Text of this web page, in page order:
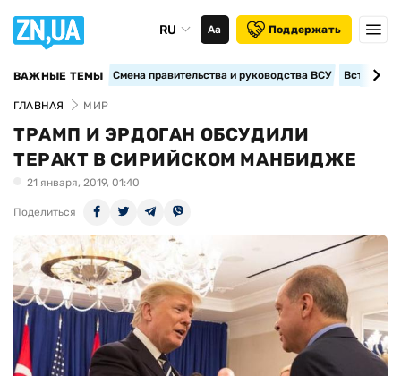
RU Аа Поддержать
ВАЖНЫЕ ТЕМЫ Смена правительства и руководства ВСУ
ГЛАВНАЯ МИР
ТРАМП И ЭРДОГАН ОБСУДИЛИ
ТЕРАКТ В СИРИЙСКОМ МАНБИДЖЕ
21 января, 2019, 01:40
Поделиться